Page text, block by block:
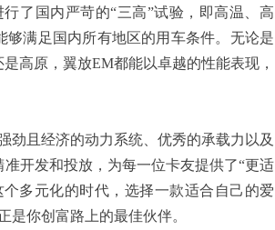
国内严苛的“三高”试验，即高温、高
满足国内所有地区的用车条件。无论是
高原，翼放EM都能以卓越的性能表现，
且经济的动力系统、优秀的承载力以及
开发和投放，为每一位卡友提供了“更适
多元化的时代，选择一款适合自己的爱
是你创富路上的最佳伙伴。